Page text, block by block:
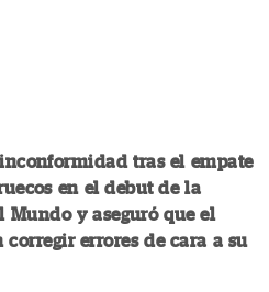
tras el empate
en el debut de la
Mundo y aseguró que el
corregir errores de cara a su